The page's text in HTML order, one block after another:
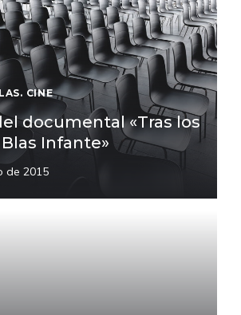
CINE
documental «Tras los
Infante»
de 2015